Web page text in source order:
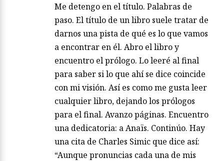
Me detengo en el título. Palabras de
paso. El título de un libro suele tratar de
darnos una pista de qué es lo que vamos
a encontrar en él. Abro el libro y
encuentro el prólogo. Lo leeré al final
para saber si lo que ahí se dice coincide
con mi visión. Así es como me gusta leer
cualquier libro, dejando los prólogos
para el final. Avanzo páginas. Encuentro
una dedicatoria: a Anaïs. Continúo. Hay
una cita de Charles Simic que dice así:
“Aunque pronuncias cada una de mis